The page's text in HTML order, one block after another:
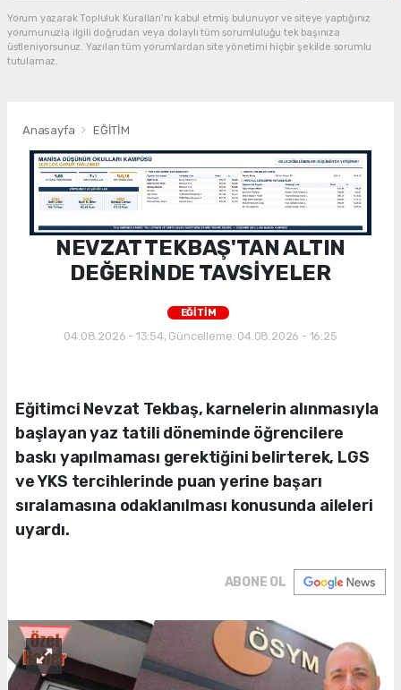
Yorum yazarak Topluluk Kuralları’nı kabul etmiş bulunuyor ve siteye yaptığınız
yorumunuzla ilgili doğrudan veya dolaylı tüm sorumluluğu tek başınıza
üstleniyorsunuz. Yazılan tüm yorumlardan site yönetimi hiçbir şekilde sorumlu
tutulamaz.
Anasayfa EĞİTİM
NEVZAT TEKBAŞ'TAN ALTIN
DEĞERİNDE TAVSİYELER
EĞİTİM
04.08.2026 - 13:54, Güncelleme: 04.08.2026 - 16:25
Eğitimci Nevzat Tekbaş, karnelerin alınmasıyla
başlayan yaz tatili döneminde öğrencilere
baskı yapılmaması gerektiğini belirterek, LGS
ve YKS tercihlerinde puan yerine başarı
sıralamasına odaklanılması konusunda aileleri
uyardı.
ABONE OL